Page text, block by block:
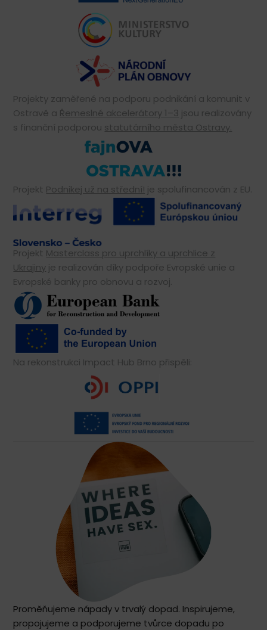
Projekty zaměřené na podporu podnikání a komunit v
Ostravě a Řemeslné akcelerátory 1–3 jsou realizovány
s finanční podporou statutárního města Ostravy.
Projekt Podnikej už na střední! je spolufinancován z EU.
Projekt Masterclass pro uprchlíky a uprchlice z
Ukrajiny je realizován díky podpoře Evropské unie a
Evropské banky pro obnovu a rozvoj.
Na rekonstrukci Impact Hub Brno přispěli:
Proměňujeme nápady v trvalý dopad. Inspirujeme,
propojujeme a podporujeme tvůrce dopadu po